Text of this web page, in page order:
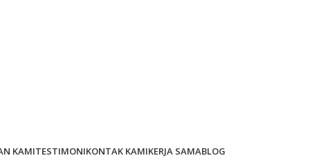
KAMITESTIMONIKONTAK KAMIKERJA SAMABLOG